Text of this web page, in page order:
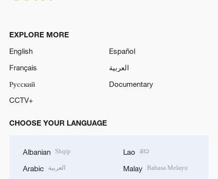
EXPLORE MORE
English
Español
Français
العربية
Русский
Documentary
CCTV+
CHOOSE YOUR LANGUAGE
Albanian Shqip
Arabic العربية
Lao ລາວ
Malay Bahasa Melayu